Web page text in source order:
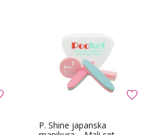
P. Shine japanska